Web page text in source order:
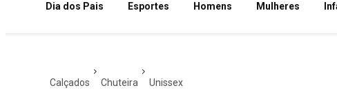
Dia dos Pais Esportes Homens Mulheres
calçados chuteira unissex